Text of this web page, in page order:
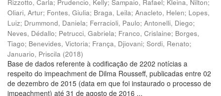
Rizzotto, Carla; Prudencio, Kelly; Sampaio, Rafael; Kleina, Nilton;
Oliari, Artur; Fontes, Giulia; Braga, Leila; Anacleto, Helen; Lopes,
Luiz; Drummond, Daniela; Ferracioli, Paulo; Antonelli, Diego;
Neves, Dédallo; Petrucci, Gabriela; Franco, Crislaine; Borges,
Tiago; Benevides, Victoria; França, Djiovani; Sordi, Renato;
Januario, Priscila (2018)
Base de dados referente à codificação de 2202 notícias a
respeito do impeachment de Dilma Rousseff, publicadas entre 02
de dezembro de 2015 (data em que foi instaurado o processo de
impeachment) até 31 de agosto de 2016 ...